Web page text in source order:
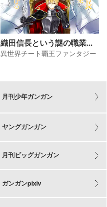
織田信長という謎の職業が
魔法剣士よりチートだった
異世界チート覇王ファンタジー
月刊少年ガンガン
ヤングガンガン
月刊ビッグガンガン
ガンガンpixiv